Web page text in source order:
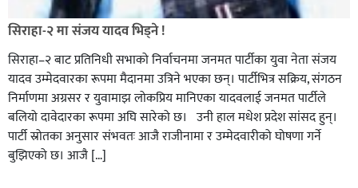
सिराहा-२ मा संजय यादव भिड्ने !
सिराहा–२ बाट प्रतिनिधी सभाको निर्वाचनमा जनमत पार्टीका युवा नेता संजय
यादव उम्मेदवारका रूपमा मैदानमा उत्रिने भएका छन्। पार्टीभित्र सक्रिय, संगठन
निर्माणमा अग्रसर र युवामाझ लोकप्रिय मानिएका यादवलाई जनमत पार्टीले
बलियो दावेदारका रूपमा अघि सारेको छ। उनी हाल मधेश प्रदेश सांसद हुन्।
पार्टी स्रोतका अनुसार संभवतः आजै राजीनामा र उम्मेदवारीको घोषणा गर्ने
बुझिएको छ। आजै […]